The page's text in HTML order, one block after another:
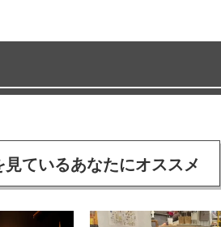
ているあなたにオススメ